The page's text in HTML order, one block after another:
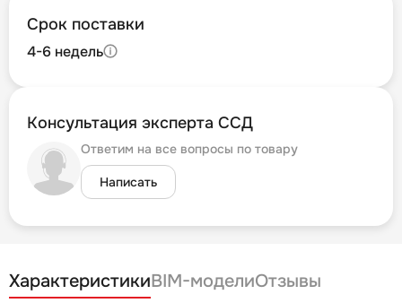
Срок поставки
4-6 недель
Консультация эксперта ССД
Ответим на все вопросы по товару
Написать
ХарактеристикиBIM-моделиОтзывы